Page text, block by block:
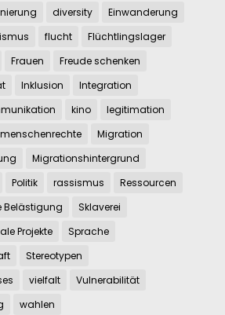
diversity
Einwanderung
flucht
Flüchtlingslager
Frauen
Freude schenken
Inklusion
Integration
kino
legitimation
menschenrechte
Migration
Migrationshintergrund
Politik rassismus
Ressourcen
Belästigung
Sklaverei
Projekte
Sprache
Stereotypen
vielfalt
Vulnerabilität
wahlen